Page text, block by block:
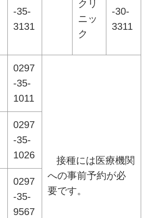
-35-
3131
クリ
ニッ
ク
-30-
3311
0297
-35-
1011
接種には医療機関
への事前予約が必
要です。
0297
-35-
1026
0297
-35-
9567